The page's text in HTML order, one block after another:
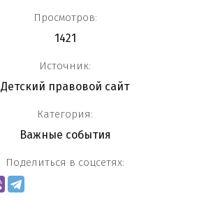
Просмотров:
1421
Источник:
Детский правовой сайт
Категория:
Важные события
Поделиться в соцсетях: